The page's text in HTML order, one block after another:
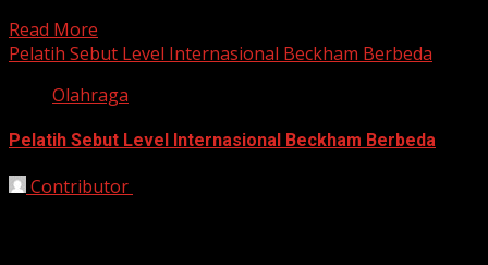
Read More
Pelatih Sebut Level Internasional Beckham Berbeda
Olahraga
Pelatih Sebut Level Internasional Beckham Berbeda
Contributor